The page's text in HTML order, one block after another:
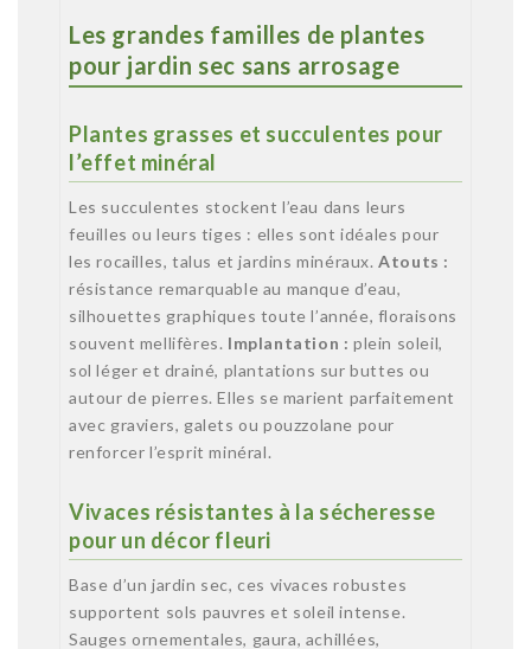
Les grandes familles de plantes
pour jardin sec sans arrosage
Plantes grasses et succulentes pour
l’effet minéral
Les succulentes stockent l’eau dans leurs
feuilles ou leurs tiges : elles sont idéales pour
les rocailles, talus et jardins minéraux.Atouts :
résistance remarquable au manque d’eau,
silhouettes graphiques toute l’année, floraisons
souvent mellifères. Implantation : plein soleil,
sol léger et drainé, plantations sur buttes ou
autour de pierres. Elles se marient parfaitement
avec graviers, galets ou pouzzolane pour
renforcer l’esprit minéral.
Vivaces résistantes à la sécheresse
pour un décor fleuri
Base d’un jardin sec, ces vivaces robustes
supportent sols pauvres et soleil intense.
Sauges ornementales, gaura, achillées,